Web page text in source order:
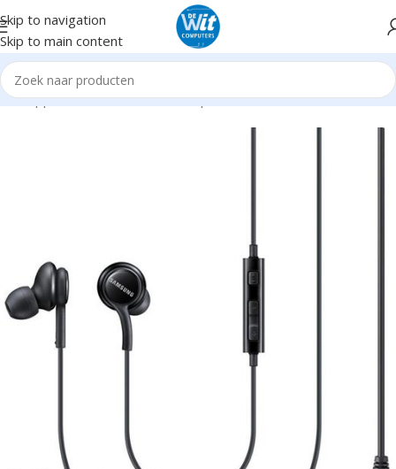
Skip to navigation
Skip to main content
Headsets/Headph./microf. Headsets incl. mic